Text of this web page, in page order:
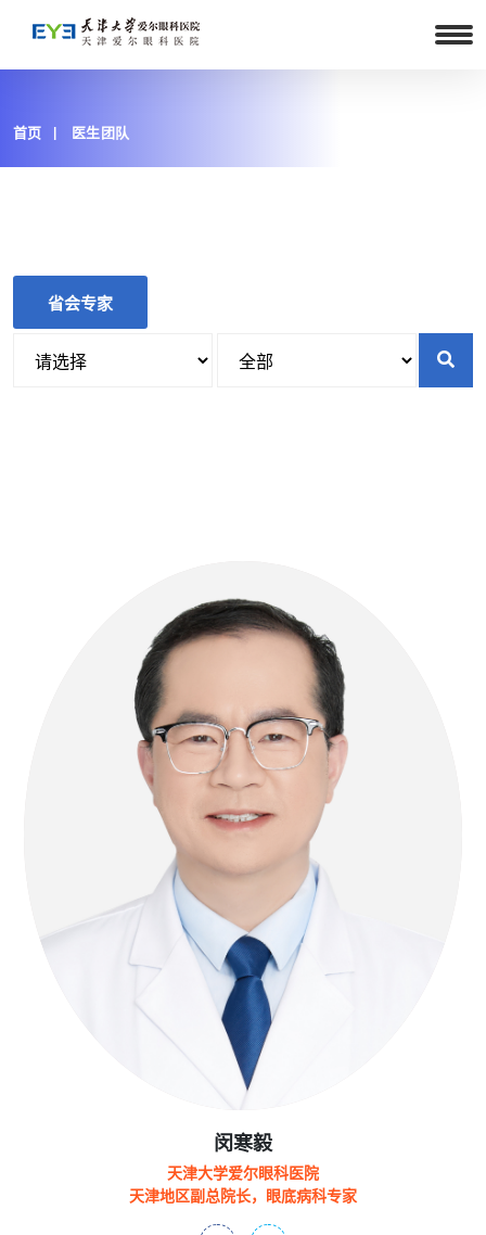
首页 医生团队
省会专家
闵寒毅
天津大学爱尔眼科医院
天津地区副总院长，眼底病科专家